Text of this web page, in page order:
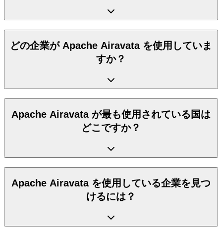
どの企業が Apache Airavata を使用していま
すか？
Apache Airavata が最も使用されている国は
どこですか？
Apache Airavata を使用している企業を見つ
けるには？